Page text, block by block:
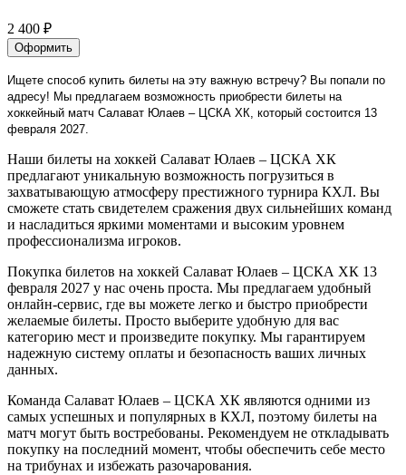
2 400 ₽
Оформить
Ищете способ купить билеты на эту важную встречу? Вы попали по
адресу! Мы предлагаем возможность приобрести билеты на
хоккейный матч Салават Юлаев – ЦСКА ХК, который состоится 13
февраля 2027.
Наши билеты на хоккей Салават Юлаев – ЦСКА ХК
предлагают уникальную возможность погрузиться в
захватывающую атмосферу престижного турнира КХЛ. Вы
сможете стать свидетелем сражения двух сильнейших команд
и насладиться яркими моментами и высоким уровнем
профессионализма игроков.
Покупка билетов на хоккей Салават Юлаев – ЦСКА ХК 13
февраля 2027 у нас очень проста. Мы предлагаем удобный
онлайн-сервис, где вы можете легко и быстро приобрести
желаемые билеты. Просто выберите удобную для вас
категорию мест и произведите покупку. Мы гарантируем
надежную систему оплаты и безопасность ваших личных
данных.
Команда Салават Юлаев – ЦСКА ХК являются одними из
самых успешных и популярных в КХЛ, поэтому билеты на
матч могут быть востребованы. Рекомендуем не откладывать
покупку на последний момент, чтобы обеспечить себе место
на трибунах и избежать разочарования.